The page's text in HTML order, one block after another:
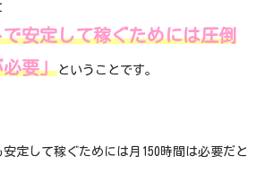
安定して稼ぐためには圧倒
要」ということです。
定して稼ぐためには月150時間は必要だと